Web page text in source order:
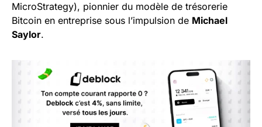
MicroStrategy), pionnier du modèle de trésorerie
Bitcoin en entreprise sous l’impulsion de Michael
Saylor.